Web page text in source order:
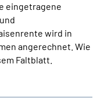
eingetragene
wird in
angerechnet. Wie
Faltblatt.